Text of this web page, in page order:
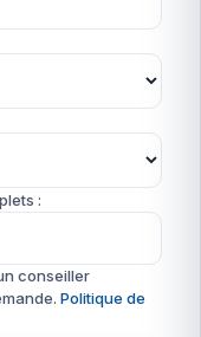
:
conseiller
Politique de